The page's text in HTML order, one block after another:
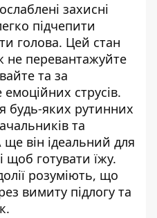
захисні
підчепити
голова. Цей стан
перевантажуйте
та за
струсів.
будь-яких рутинних
та
він ідеальний для
готувати їжу.
розуміють, що
вимиту підлогу та